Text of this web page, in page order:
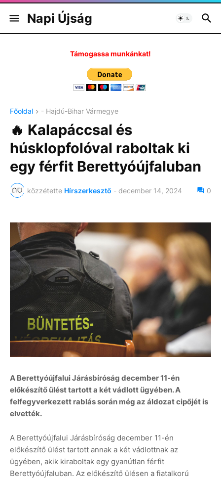
Napi Újság
Támogassa munkánkat!
Főoldal - Hajdú-Bihar Vármegye
🔥 Kalapáccsal és
húsklopfolóval raboltak ki
egy férfit Berettyóújfaluban
közzétette Hírszerkesztő - december 14, 2024 0
A Berettyóújfalui Járásbíróság december 11-én
előkészítő ülést tartott a két vádlott ügyében. A
felfegyverkezett rablás során még az áldozat cipőjét is
elvették.
A Berettyóújfalui Járásbíróság december 11-én
előkészítő ülést tartott annak a két vádlottnak az
ügyében, akik kiraboltak egy gyanútlan férfit
Berettyóújfaluban. Az előkészítő ülésen a fiatalkorú